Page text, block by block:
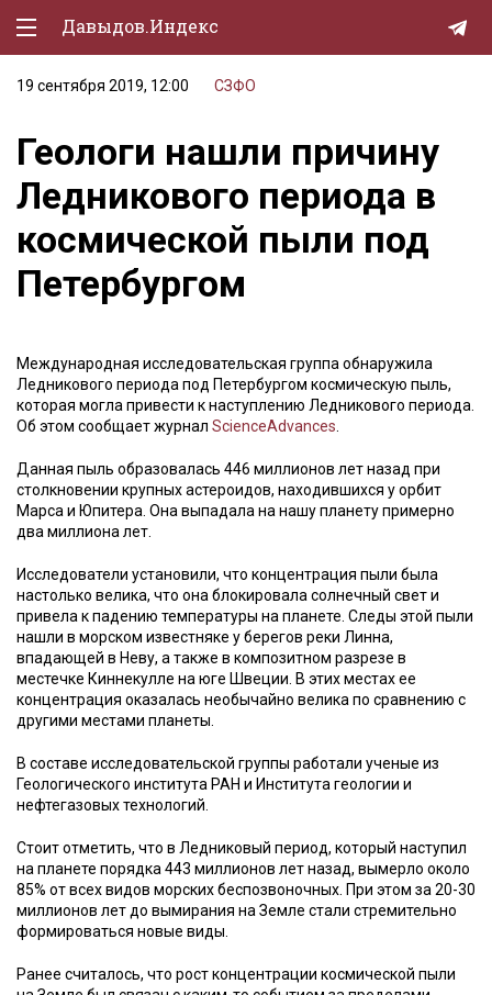
Давыдов.Индекс
Политическая жизнь
Экономика
Природа
Образование
Спорт
Lifestyle
Мурзилка
19 сентября 2019, 12:00 СЗФО
Геологи нашли причину
Ледникового периода в
космической пыли под
Петербургом
Международная исследовательская группа обнаружила
Ледникового периода под Петербургом космическую пыль,
которая могла привести к наступлению Ледникового периода.
Об этом сообщает журнал ScienceAdvances
Данная пыль образовалась 446 миллионов лет назад при
столкновении крупных астероидов, находившихся у орбит
Марса и Юпитера. Она выпадала на нашу планету примерно
два миллиона лет.
Исследователи установили, что концентрация пыли была
настолько велика, что она блокировала солнечный свет и
привела к падению температуры на планете. Следы этой пыли
нашли в морском известняке у берегов реки Линна,
впадающей в Неву, а также в композитном разрезе в
местечке Киннекулле на юге Швеции. В этих местах ее
концентрация оказалась необычайно велика по сравнению с
другими местами планеты.
В составе исследовательской группы работали ученые из
Геологического института РАН и Института геологии и
нефтегазовых технологий.
Стоит отметить, что в Ледниковый период, который наступил
на планете порядка 443 миллионов лет назад, вымерло около
85% от всех видов морских беспозвоночных. При этом за 20-30
миллионов лет до вымирания на Земле стали стремительно
формироваться новые виды.
Ранее считалось, что рост концентрации космической пыли